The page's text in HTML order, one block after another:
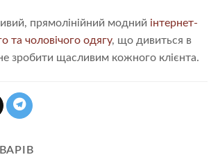
прямолінійний модний інтернет-
та чоловічого одягу, що дивиться в
зробити щасливим кожного клієнта.